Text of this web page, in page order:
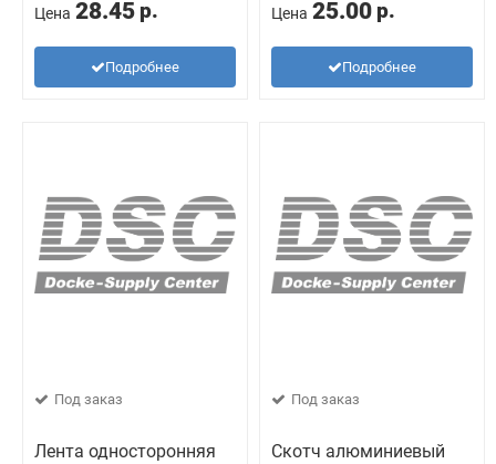
Цена 28.45 р.
Подробнее
Цена 25.00 р.
Подробнее
Под заказ
Лента односторонняя
Под заказ
Скотч алюминиевый